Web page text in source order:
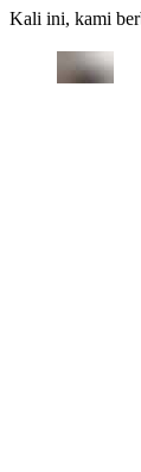
Kali ini, kami